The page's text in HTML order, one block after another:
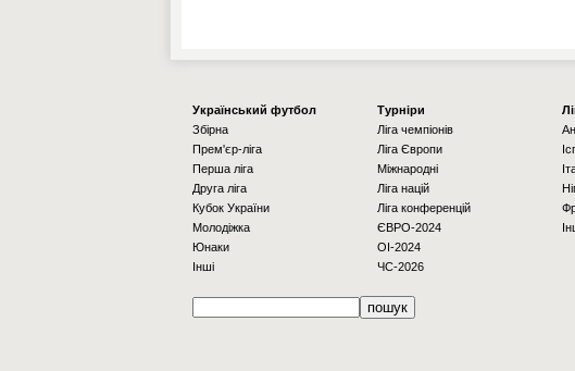
Українcький футбол
Збірна
Прем'єр-ліга
Перша ліга
Друга ліга
Кубок України
Молодіжка
Юнаки
Інші
Турніри
Ліга чемпіонів
Ліга Європи
Міжнародні
Ліга націй
Ліга конференцій
ЄВРО-2024
OI-2024
ЧС-2026